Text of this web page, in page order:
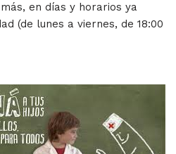
en días y horarios ya
(de lunes a viernes, de 18:00